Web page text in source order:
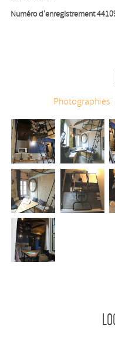
Numéro d'enregistrement
Photographies